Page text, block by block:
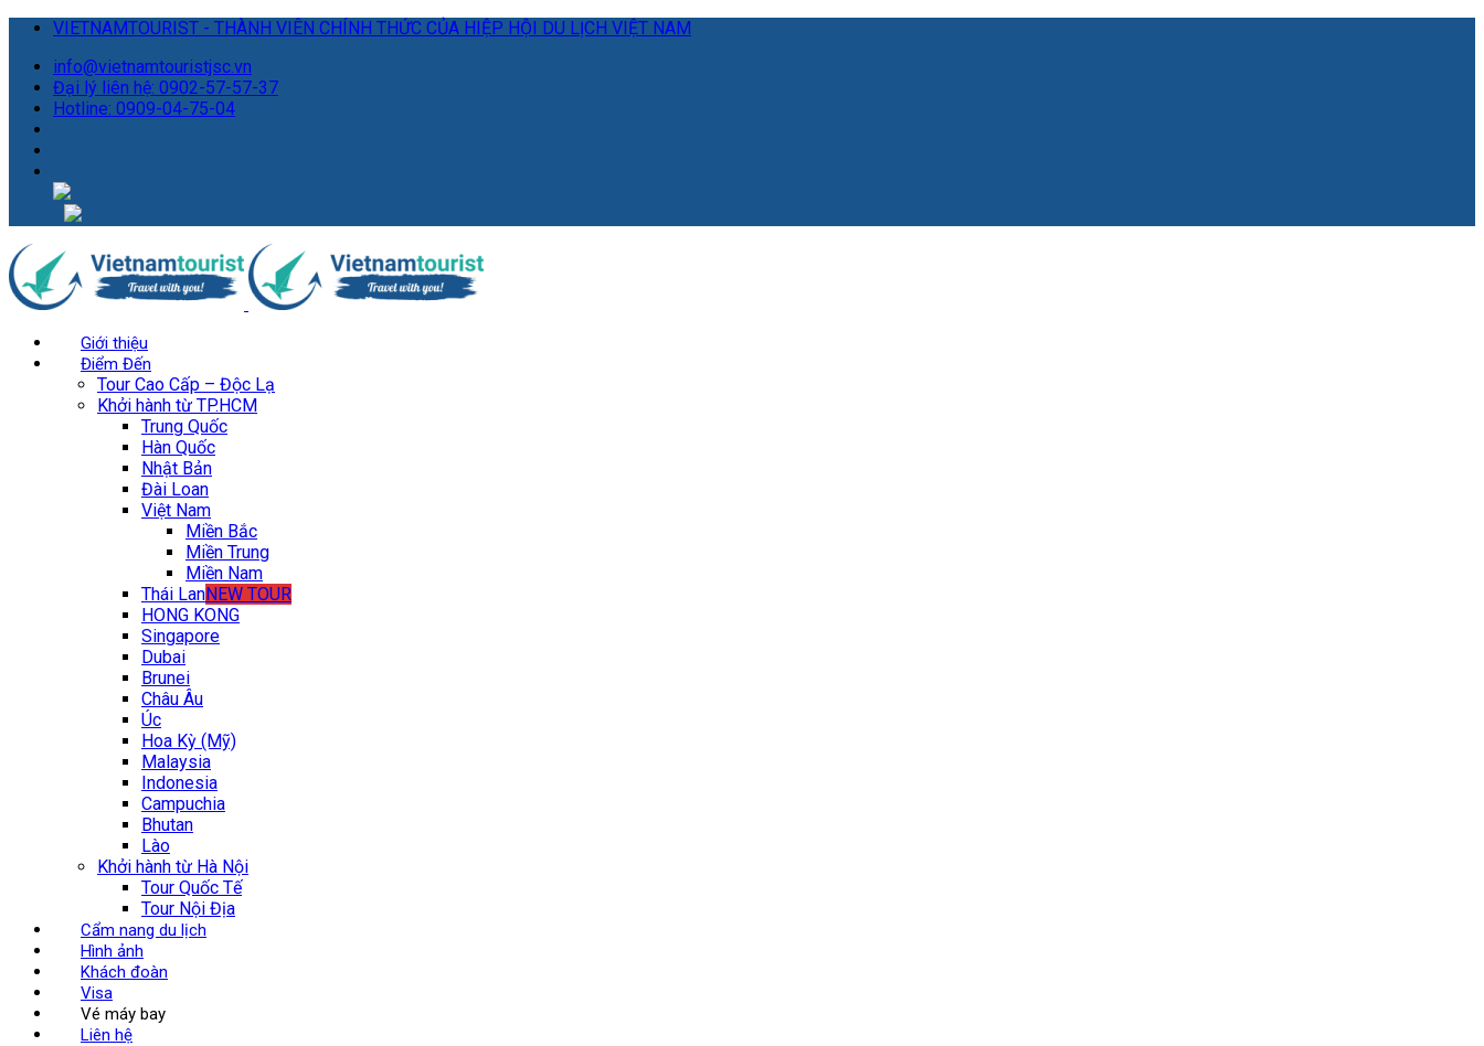
VIETNAMTOURIST - THÀNH VIÊN CHÍNH THỨC CỦA HIỆP HỘI DU LỊCH VIỆT NAM
info@vietnamtouristjsc.vn
Đại lý liên hệ: 0902-57-57-37
Hotline: 0909-04-75-04
Giới thiệu
Điểm Đến
Tour Cao Cấp – Độc Lạ
Khởi hành từ TP.HCM
Trung Quốc
Hàn Quốc
Nhật Bản
Đài Loan
Việt Nam
Miền Bắc
Miền Trung
Miền Nam
Thái LanNEW TOUR
HONG KONG
Singapore
Dubai
Brunei
Châu Âu
Úc
Hoa Kỳ (Mỹ)
Malaysia
Indonesia
Campuchia
Bhutan
Lào
Khởi hành từ Hà Nội
Tour Quốc Tế
Tour Nội Địa
Cẩm nang du lịch
Hình ảnh
Khách đoàn
Visa
Vé máy bay
Liên hệ